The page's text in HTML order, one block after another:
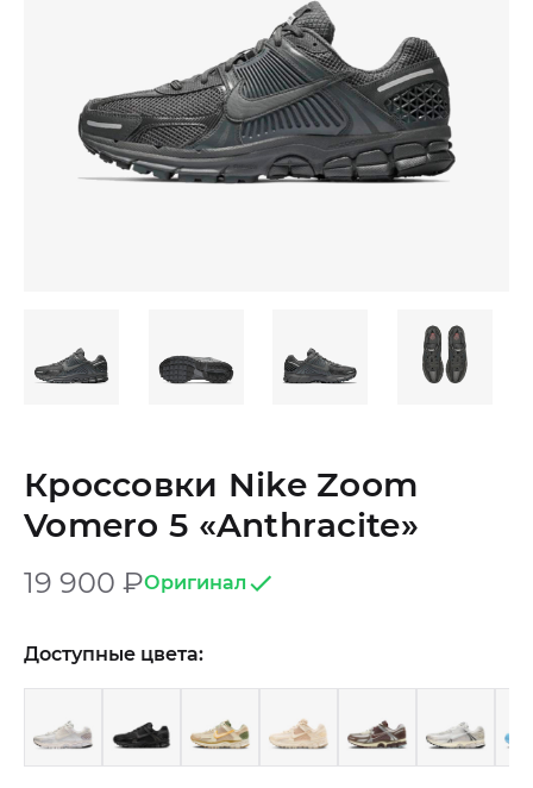
Кроссовки Nike Zoom
Vomero 5 «Anthracite»
19 900 ₽Оригинал
Доступные цвета: